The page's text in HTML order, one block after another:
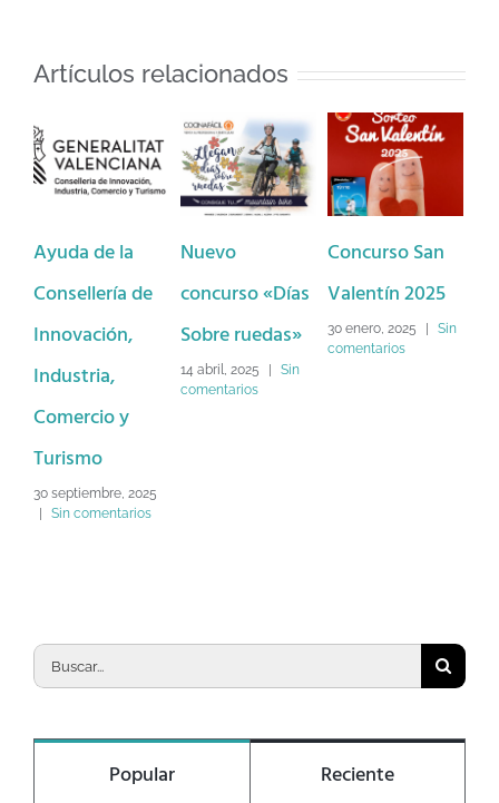
Artículos relacionados
Ayuda de la
Consellería de
Innovación,
Industria,
Comercio y
Turismo
30 septiembre, 2025
Sin comentarios
Nuevo
concurso «Días
Sobre ruedas»
14 abril, 2025
Sin
comentarios
Concurso San
Valentín 2025
30 enero, 2025
Sin
comentarios
Buscar:
Popular Reciente